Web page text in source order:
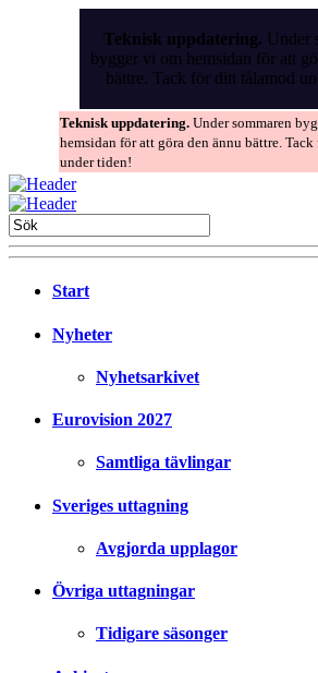
Teknisk uppdatering. Under
bygger vi om hemsidan för att
bättre. Tack för ditt tålamod
Teknisk uppdatering. Under sommaren
hemsidan för att göra den ännu bättre.
under tiden!
Start
Nyheter
Nyhetsarkivet
Eurovision 2027
Samtliga tävlingar
Sveriges uttagning
Avgjorda upplagor
Övriga uttagningar
Tidigare säsonger